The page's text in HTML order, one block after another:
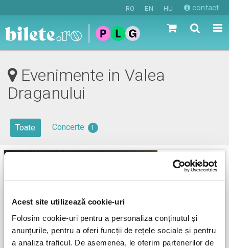
Acest site utilizează cookie-uri
Folosim cookie-uri pentru a personaliza conținutul și
anunțurile, pentru a oferi funcții de rețele sociale și pentru
a analiza traficul. De asemenea, le oferim partenerilor de
RO EN HU contact
Evenimente in Valea
Draganului
Toate Concerte 1
MOX